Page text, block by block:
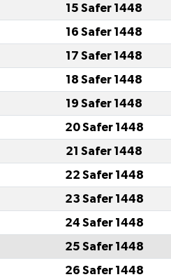
15 Safer 1448
16 Safer 1448
17 Safer 1448
18 Safer 1448
19 Safer 1448
20 Safer 1448
21 Safer 1448
22 Safer 1448
23 Safer 1448
24 Safer 1448
25 Safer 1448
26 Safer 1448